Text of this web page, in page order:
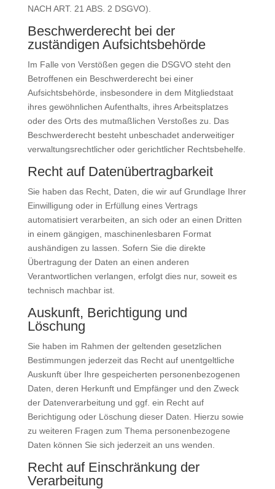
NACH ART. 21 ABS. 2 DSGVO).
Beschwerde­recht bei der
zuständigen Aufsichts­behörde
Im Falle von Verstößen gegen die DSGVO steht den
Betroffenen ein Beschwerderecht bei einer
Aufsichtsbehörde, insbesondere in dem Mitgliedstaat
ihres gewöhnlichen Aufenthalts, ihres Arbeitsplatzes
oder des Orts des mutmaßlichen Verstoßes zu. Das
Beschwerderecht besteht unbeschadet anderweitiger
verwaltungsrechtlicher oder gerichtlicher Rechtsbehelfe.
Recht auf Daten­übertrag­barkeit
Sie haben das Recht, Daten, die wir auf Grundlage Ihrer
Einwilligung oder in Erfüllung eines Vertrags
automatisiert verarbeiten, an sich oder an einen Dritten
in einem gängigen, maschinenlesbaren Format
aushändigen zu lassen. Sofern Sie die direkte
Übertragung der Daten an einen anderen
Verantwortlichen verlangen, erfolgt dies nur, soweit es
technisch machbar ist.
Auskunft, Berichtigung und
Löschung
Sie haben im Rahmen der geltenden gesetzlichen
Bestimmungen jederzeit das Recht auf unentgeltliche
Auskunft über Ihre gespeicherten personenbezogenen
Daten, deren Herkunft und Empfänger und den Zweck
der Datenverarbeitung und ggf. ein Recht auf
Berichtigung oder Löschung dieser Daten. Hierzu sowie
zu weiteren Fragen zum Thema personenbezogene
Daten können Sie sich jederzeit an uns wenden.
Recht auf Einschränkung der
Verarbeitung